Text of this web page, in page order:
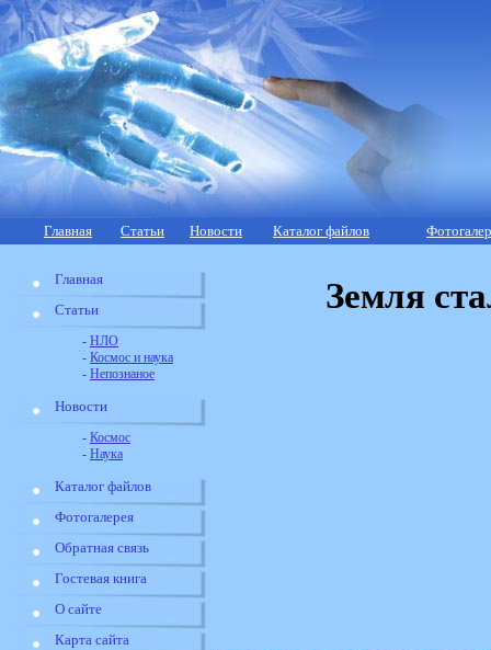
Главная Статьи Новости Каталог файлов
Главная
Статьи
- НЛО
- Космос и наука
- Непознаное
Новости
- Космос
- Наука
Каталог файлов
Фотогалерея
Обратная связь
Гостевая книга
О сайте
Карта сайта
Земля